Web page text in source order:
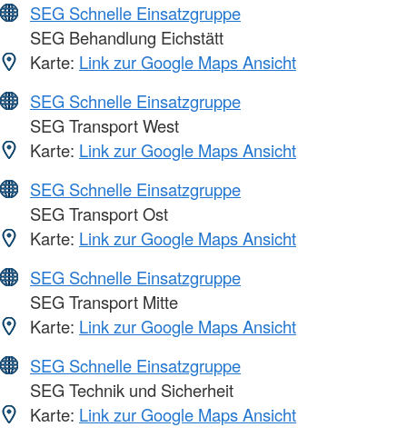
SEG Schnelle Einsatzgruppe
SEG Behandlung Eichstätt
Karte: Link zur Google Maps Ansicht
SEG Schnelle Einsatzgruppe
SEG Transport West
Karte: Link zur Google Maps Ansicht
SEG Schnelle Einsatzgruppe
SEG Transport Ost
Karte: Link zur Google Maps Ansicht
SEG Schnelle Einsatzgruppe
SEG Transport Mitte
Karte: Link zur Google Maps Ansicht
SEG Schnelle Einsatzgruppe
SEG Technik und Sicherheit
Karte: Link zur Google Maps Ansicht